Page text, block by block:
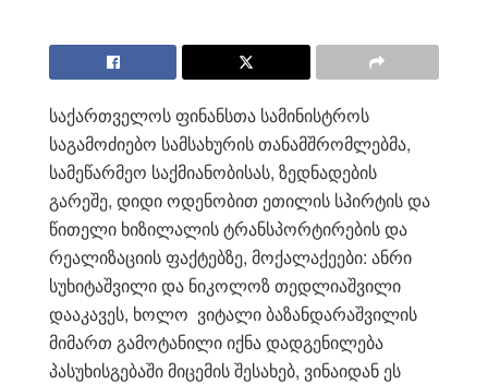
საქართველოს ფინანსთა სამინისტროს
საგამოძიებო სამსახურის თანამშრომლებმა,
სამეწარმეო საქმიანობისას, ზედნადების
გარეშე, დიდი ოდენობით ეთილის სპირტის და
წითელი ხიზილალის ტრანსპორტირების და
რეალიზაციის ფაქტებზე, მოქალაქეები: ანრი
სუხიტაშვილი და ნიკოლოზ თედლიაშვილი
დააკავეს, ხოლო ვიტალი ბაზანდარაშვილის
მიმართ გამოტანილი იქნა დადგენილება
პასუხისგებაში მიცემის შესახებ, ვინაიდან ეს